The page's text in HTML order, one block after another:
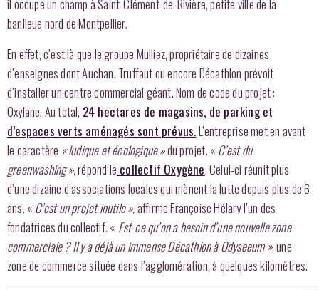
il occupe un champ à Saint-Clément-de-Rivière, petite ville de la
banlieue nord de Montpellier.
En effet, c’est là que le groupe Mulliez, propriétaire de dizaines
d’enseignes dont Auchan, Truffaut ou encore Décathlon prévoit
d’installer un centre commercial géant. Nom de code du projet :
Oxylane. Au total, 24 hectares de magasins, de parking et
d’espaces verts aménagés sont prévus.L’entreprise met en avant
le caractère « ludique et écologique »du projet. « C’est du
greenwashing »,répond le collectif Oxygène. Celui-ci réunit plus
d’une dizaine d’associations locales qui mènent la lutte depuis plus de 6
ans. « C’est un projet inutile »,affirme Françoise Hélary l’un des
fondatrices du collectif. « Est-ce qu’on a besoin d’une nouvelle zone
commerciale ?Il y a déjà un immense Décathlon à Odyseeum », une
zone de commerce située dans l’agglomération, à quelques kilomètres.